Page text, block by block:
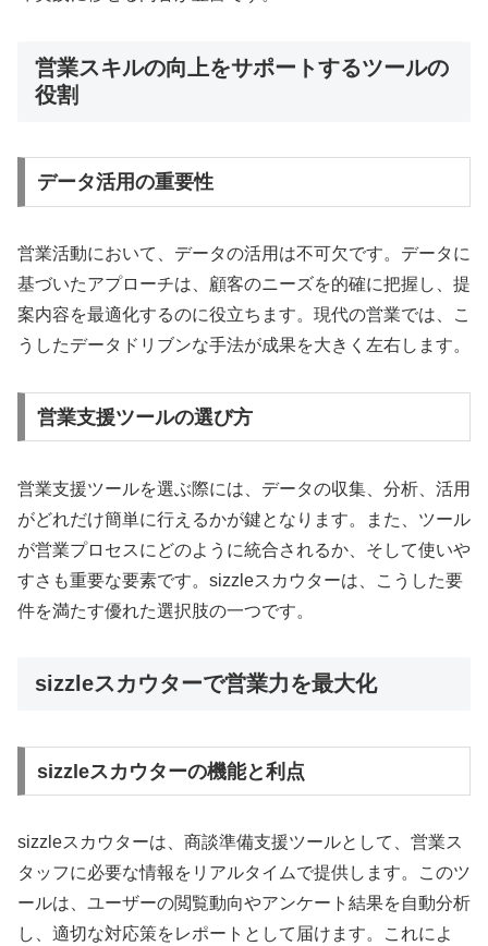
営業スキルの向上をサポートするツールの
役割
データ活用の重要性
営業活動において、データの活用は不可欠です。データに
基づいたアプローチは、顧客のニーズを的確に把握し、提
案内容を最適化するのに役立ちます。現代の営業では、こ
うしたデータドリブンな手法が成果を大きく左右します。
営業支援ツールの選び方
営業支援ツールを選ぶ際には、データの収集、分析、活用
がどれだけ簡単に行えるかが鍵となります。また、ツール
が営業プロセスにどのように統合されるか、そして使いや
すさも重要な要素です。sizzleスカウターは、こうした要
件を満たす優れた選択肢の一つです。
sizzleスカウターで営業力を最大化
sizzleスカウターの機能と利点
sizzleスカウターは、商談準備支援ツールとして、営業ス
タッフに必要な情報をリアルタイムで提供します。このツ
ールは、ユーザーの閲覧動向やアンケート結果を自動分析
し、適切な対応策をレポートとして届けます。これによ